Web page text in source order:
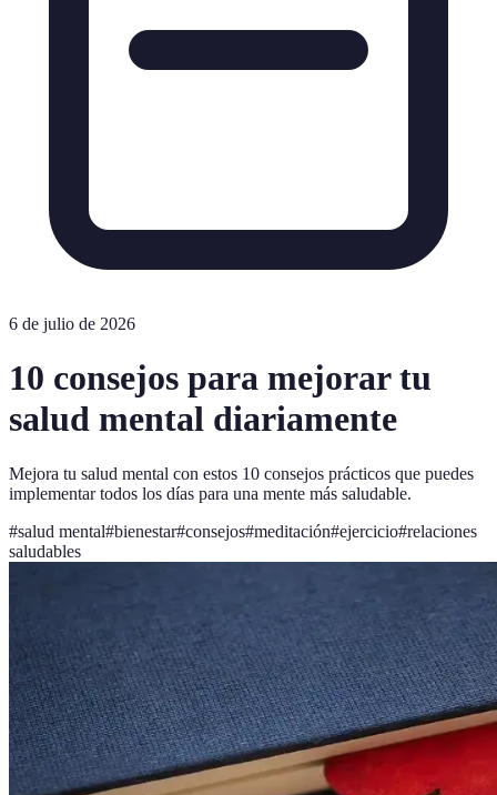
6 de julio de 2026
10 consejos para mejorar tu
salud mental diariamente
Mejora tu salud mental con estos 10 consejos prácticos que puedes
implementar todos los días para una mente más saludable.
#salud mental#bienestar#consejos#meditación#ejercicio#relaciones
saludables